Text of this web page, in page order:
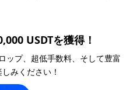
USDTを獲得！
ップ、超低手数料、そして豊富
みください！